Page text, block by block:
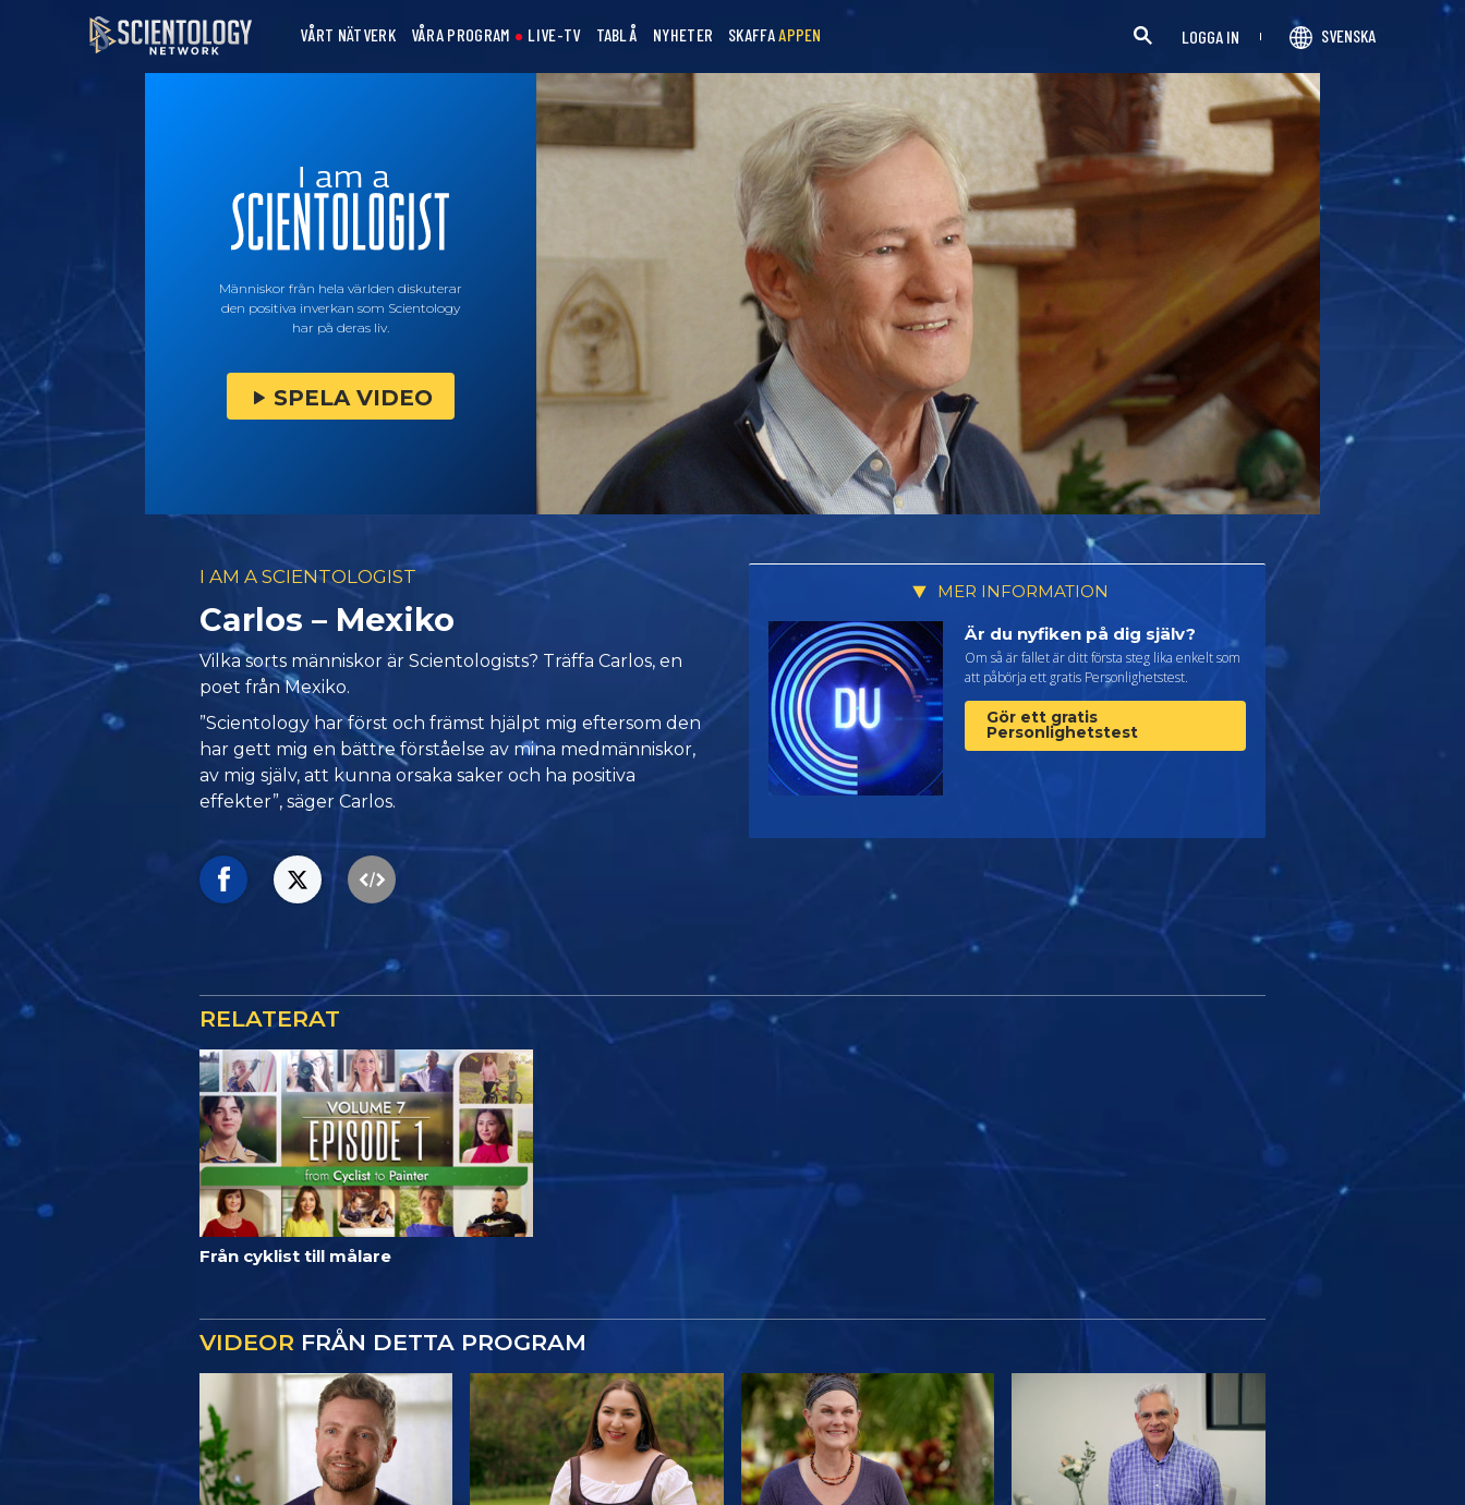
VÅRT NÄTVERK VÅRA PROGRAM LIVE-TV TABLÅ NYHETER SKAFFAAPPEN LOGGA IN SVENSKA
Människor från hela världen diskuterar
den positiva inverkan som Scientology
har på deras liv.
SPELA VIDEO
I AM A SCIENTOLOGIST
Carlos – Mexiko
Vilka sorts människor är Scientologists? Träffa Carlos, en
poet från Mexiko.
”Scientology har först och främst hjälpt mig eftersom den
har gett mig en bättre förståelse av mina medmänniskor,
av mig själv, att kunna orsaka saker och ha positiva
effekter”, säger Carlos.
MER INFORMATION
Är du nyfiken på dig själv?
Om så är fallet är ditt första steg lika enkelt som
att påbörja ett gratis Personlighetstest.
Gör ett gratis
Personlighetstest
RELATERAT
Från cyklist till målare
VIDEOR FRÅN DETTA PROGRAM